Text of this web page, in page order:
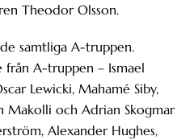
Theodor Olsson.
samtliga A-truppen.
från A-truppen – Ismael
Lewicki, Mahamé Siby,
Makolli och Adrian Skogmar
Alexander Hughes,